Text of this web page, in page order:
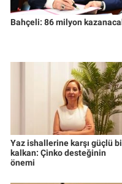
Bahçeli: 86 milyon
Yaz ishallerine karşı güçlü
kalkan: Çinko desteğinin
önemi